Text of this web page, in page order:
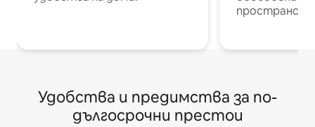
Удобства и предимства за по-
дългосрочни престои